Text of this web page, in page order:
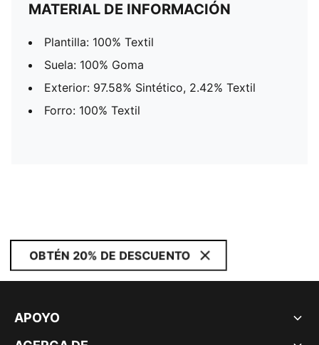
MATERIAL DE INFORMACIÓN
Plantilla: 100% Textil
Suela: 100% Goma
Exterior: 97.58% Sintético, 2.42% Textil
Forro: 100% Textil
OBTÉN 20% DE DESCUENTO
APOYO